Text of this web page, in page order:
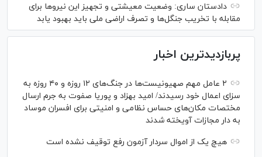
دادستان ساری: وضعیت معیشتی و تجهیز این نیرو‌ها برای
مقابله با تخریب جنگل‌ها و تصرف اراضی ملی باید بهبود یابد
پربازدیدترین اخبار
۲ عامل مهم صهیونیست‌ها در جنگ‌های ۱۲ روزه و ۴۰ روزه به
سزای اعمال خود رسیدند/ امید بهزاد و پوریا صفوت به جرم ارسال
مختصات مکان‌های حساس نظامی و امنیتی برای افسران موساد
به دار مجازات آویخته شدند
هیچ یک از اموال سردار آزمون رفع توقیف نشده است